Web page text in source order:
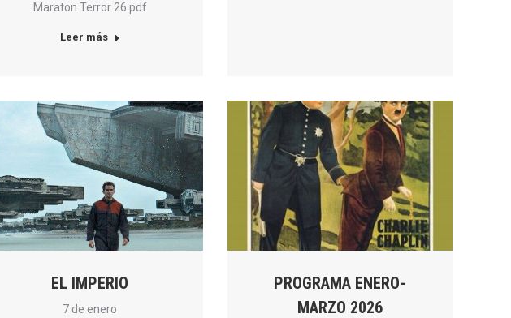
Maraton Terror 26 pdf
Leer más
EL IMPERIO
7 de enero
PROGRAMA ENERO-
MARZO 2026